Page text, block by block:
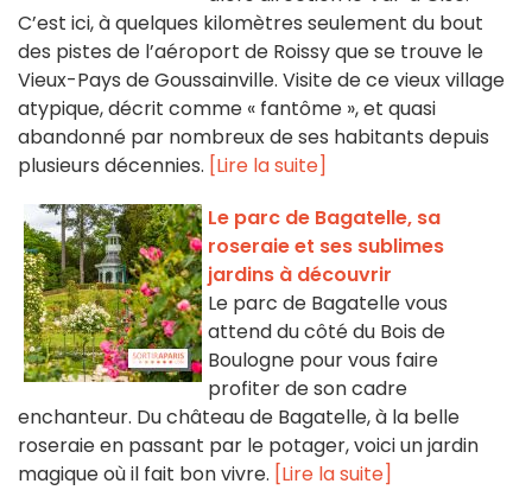
C’est ici, à quelques kilomètres seulement du bout
des pistes de l’aéroport de Roissy que se trouve le
Vieux-Pays de Goussainville. Visite de ce vieux village
atypique, décrit comme « fantôme », et quasi
abandonné par nombreux de ses habitants depuis
plusieurs décennies. [Lire la suite]
Le parc de Bagatelle, sa
roseraie et ses sublimes
jardins à découvrir
Le parc de Bagatelle vous
attend du côté du Bois de
Boulogne pour vous faire
profiter de son cadre
enchanteur. Du château de Bagatelle, à la belle
roseraie en passant par le potager, voici un jardin
magique où il fait bon vivre. [Lire la suite]